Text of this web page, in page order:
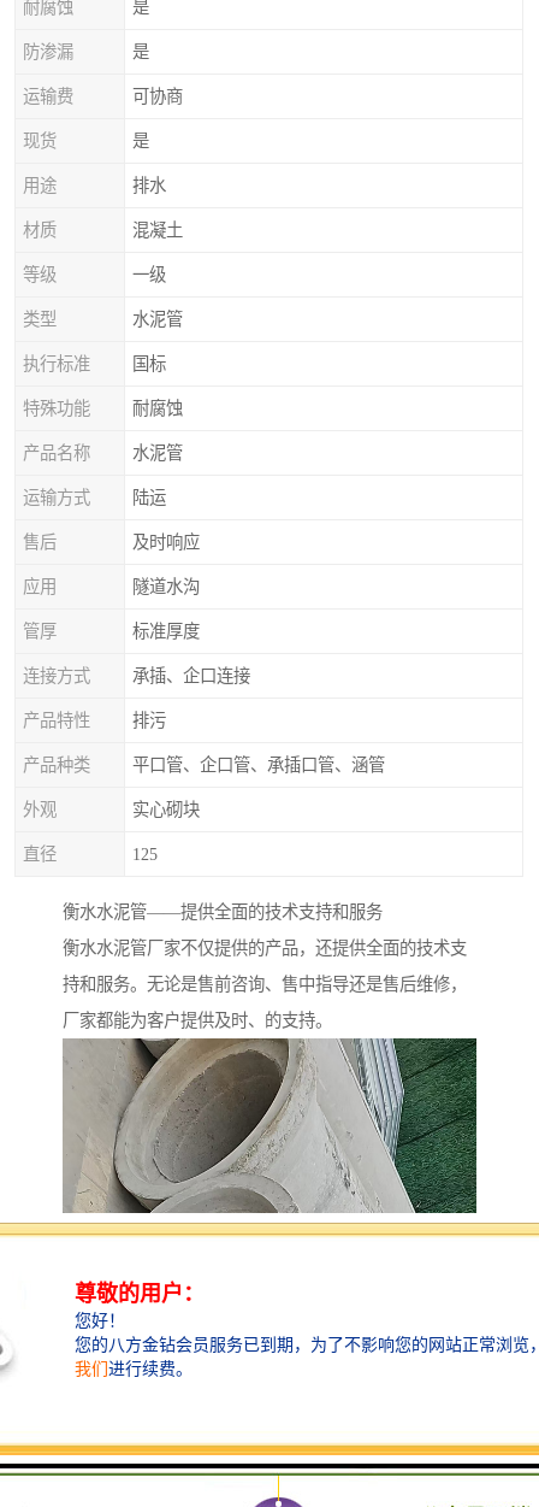
耐腐蚀 是
防渗漏 是
运输费 可协商
现货 是
用途 排水
材质 混凝土
等级 一级
类型 水泥管
执行标准 国标
特殊功能 耐腐蚀
产品名称 水泥管
运输方式 陆运
售后 及时响应
应用 隧道水沟
管厚 标准厚度
连接方式 承插、企口连接
产品特性 排污
产品种类 平口管、企口管、承插口管、涵管
外观 实心砌块
直径 125
衡水水泥管——提供全面的技术支持和服务
衡水水泥管厂家不仅提供的产品，还提供全面的技术支
持和服务。无论是售前咨询、售中指导还是售后维修，
厂家都能为客户提供及时、的支持。